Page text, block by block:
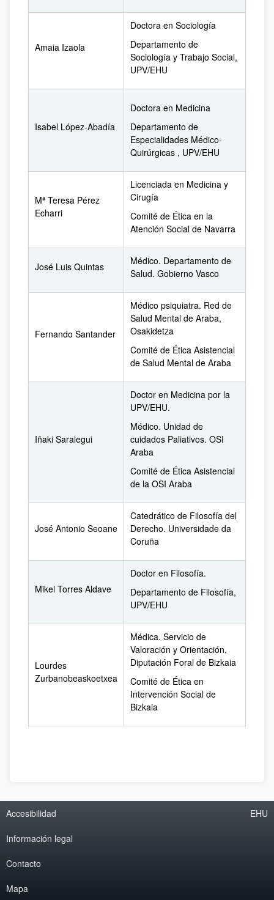
Amaia Izaola
Doctora en Sociología
Departamento de
Sociología y Trabajo Social,
UPV/EHU
Isabel López-Abadía
Doctora en Medicina
Departamento de
Especialidades Médico-
Quirúrgicas , UPV/EHU
Mª Teresa Pérez
Echarri
Licenciada en Medicina y
Cirugía
Comité de Ética en la
Atención Social de Navarra
José Luis Quintas
Médico. Departamento de
Salud. Gobierno Vasco
Fernando Santander
Médico psiquiatra. Red de
Salud Mental de Araba,
Osakidetza
Comité de Ética Asistencial
de Salud Mental de Araba
Iñaki Saralegui
Doctor en Medicina por la
UPV/EHU.
Médico. Unidad de
cuidados Paliativos. OSI
Araba
Comité de Ética Asistencial
de la OSI Araba
José Antonio Seoane
Catedrático de Filosofía del
Derecho. Universidade da
Coruña
Mikel Torres Aldave
Doctor en Filosofía.
Departamento de Filosofía,
UPV/EHU
Lourdes
Zurbanobeaskoetxea
Médica. Servicio de
Valoración y Orientación,
Diputación Foral de Bizkaia
Comité de Ética en
Intervención Social de
Bizkaia
Accesibilidad
Información legal
Contacto
Mapa
EHU